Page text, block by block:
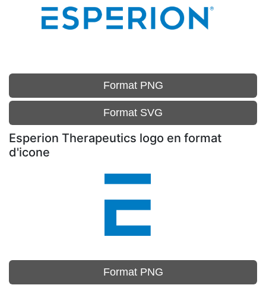
Format PNG
Format SVG
Esperion Therapeutics logo en format
d'icone
Format PNG